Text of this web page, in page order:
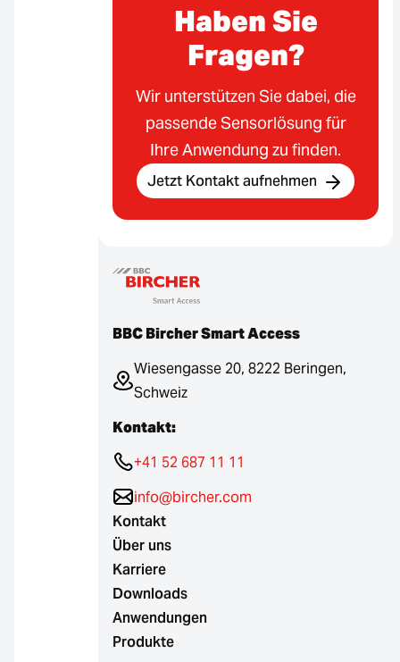
Haben Sie
Fragen?
Wir unterstützen Sie dabei, die
passende Sensorlösung für
Ihre Anwendung zu finden.
Jetzt Kontakt aufnehmen
BBC Bircher Smart Access
Wiesengasse 20, 8222 Beringen,
Schweiz
Kontakt:
+41 52 687 11 11
info@bircher.com
Kontakt
Über uns
Karriere
Downloads
Anwendungen
Produkte